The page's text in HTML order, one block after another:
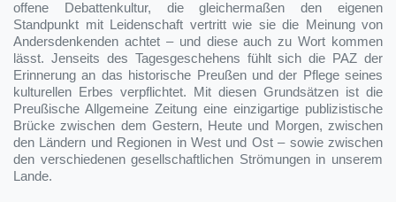
offene Debattenkultur, die gleichermaßen den eigenen
Standpunkt mit Leidenschaft vertritt wie sie die Meinung von
Andersdenkenden achtet – und diese auch zu Wort kommen
lässt. Jenseits des Tagesgeschehens fühlt sich die PAZ der
Erinnerung an das historische Preußen und der Pflege seines
kulturellen Erbes verpflichtet. Mit diesen Grundsätzen ist die
Preußische Allgemeine Zeitung eine einzigartige publizistische
Brücke zwischen dem Gestern, Heute und Morgen, zwischen
den Ländern und Regionen in West und Ost – sowie zwischen
den verschiedenen gesellschaftlichen Strömungen in unserem
Lande.